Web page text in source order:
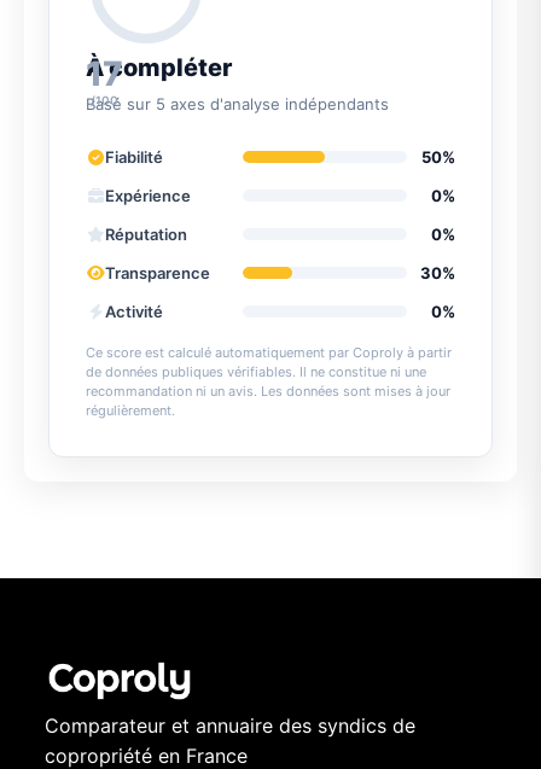
17
/100
À compléter
Basé sur 5 axes d'analyse indépendants
Fiabilité
50%
Expérience
0%
Réputation
0%
Transparence
30%
Activité
0%
Ce score est calculé automatiquement par Coproly à partir
de données publiques vérifiables. Il ne constitue ni une
recommandation ni un avis. Les données sont mises à jour
régulièrement.
Comparateur et annuaire des syndics de
copropriété en France